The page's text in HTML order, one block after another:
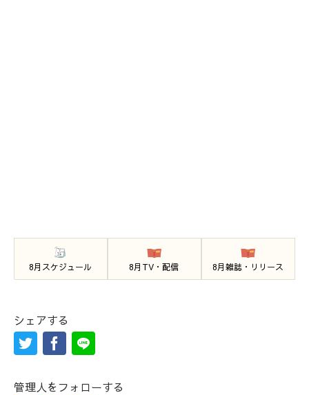
8月スケジュール 8月TV・配信 8月雑誌・リリース
シェアする
管理人をフォローする